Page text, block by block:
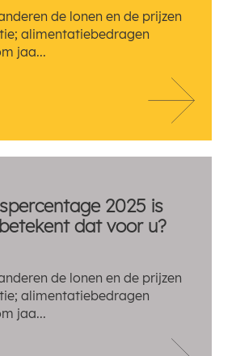
de lonen en de prijzen
alimentatiebedragen
jaa...
2025 is
dat voor u?
de lonen en de prijzen
alimentatiebedragen
jaa...